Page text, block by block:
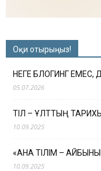
Оқи отырыңыз!
НЕГЕ БЛОГИНГ
05.07.2026
ТІЛ – ҰЛТТЫҢ
10.09.2025
«АНА ТІЛІМ –
10.09.2025